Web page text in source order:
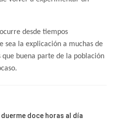
desde tiempos
sea la explicación a muchas de
que buena parte de la población
duerme doce horas al día